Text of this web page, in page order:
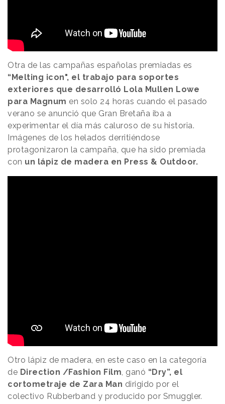
Otra de las campañas españolas premiadas es
“Melting icon", el trabajo para soportes
exteriores que desarrolló Lola Mullen Lowe
para Magnum en solo 24 horas cuando el pasado
verano se anunció que Gran Bretaña iba a
experimentar el día más caluroso de su historia.
Imágenes de los helados derritiéndose
protagonizaron la campaña, que ha sido premiada
con un lápiz de madera en Press & Outdoor.
Otro lápiz de madera, en este caso en la categoría
de Direction /Fashion Film, ganó “Dry”, el
cortometraje de Zara Man dirigido por el
colectivo Rubberband y producido por Smuggler.